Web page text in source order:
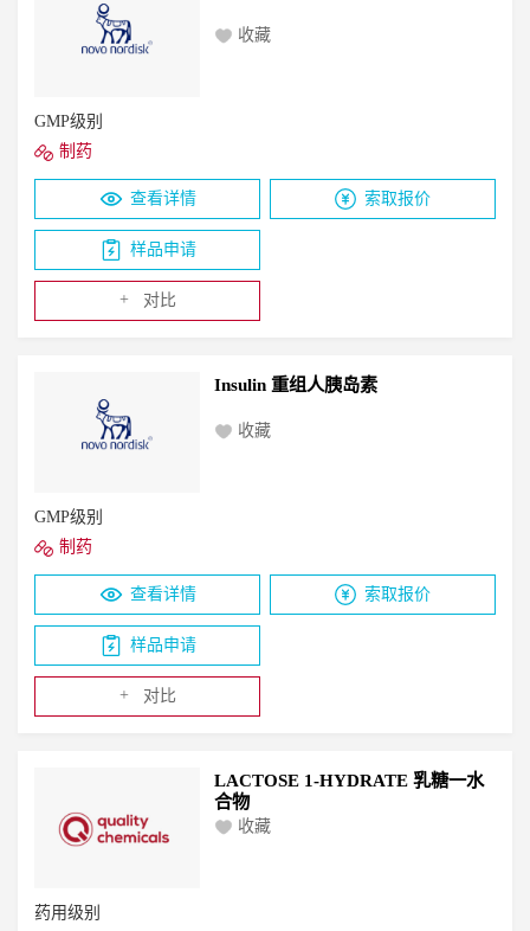
收藏
GMP级别
制药
查看详情 索取报价
样品申请
+ 对比
Insulin 重组人胰岛素
收藏
GMP级别
制药
查看详情 索取报价
样品申请
+ 对比
LACTOSE 1-HYDRATE 乳糖一水
合物
收藏
药用级别